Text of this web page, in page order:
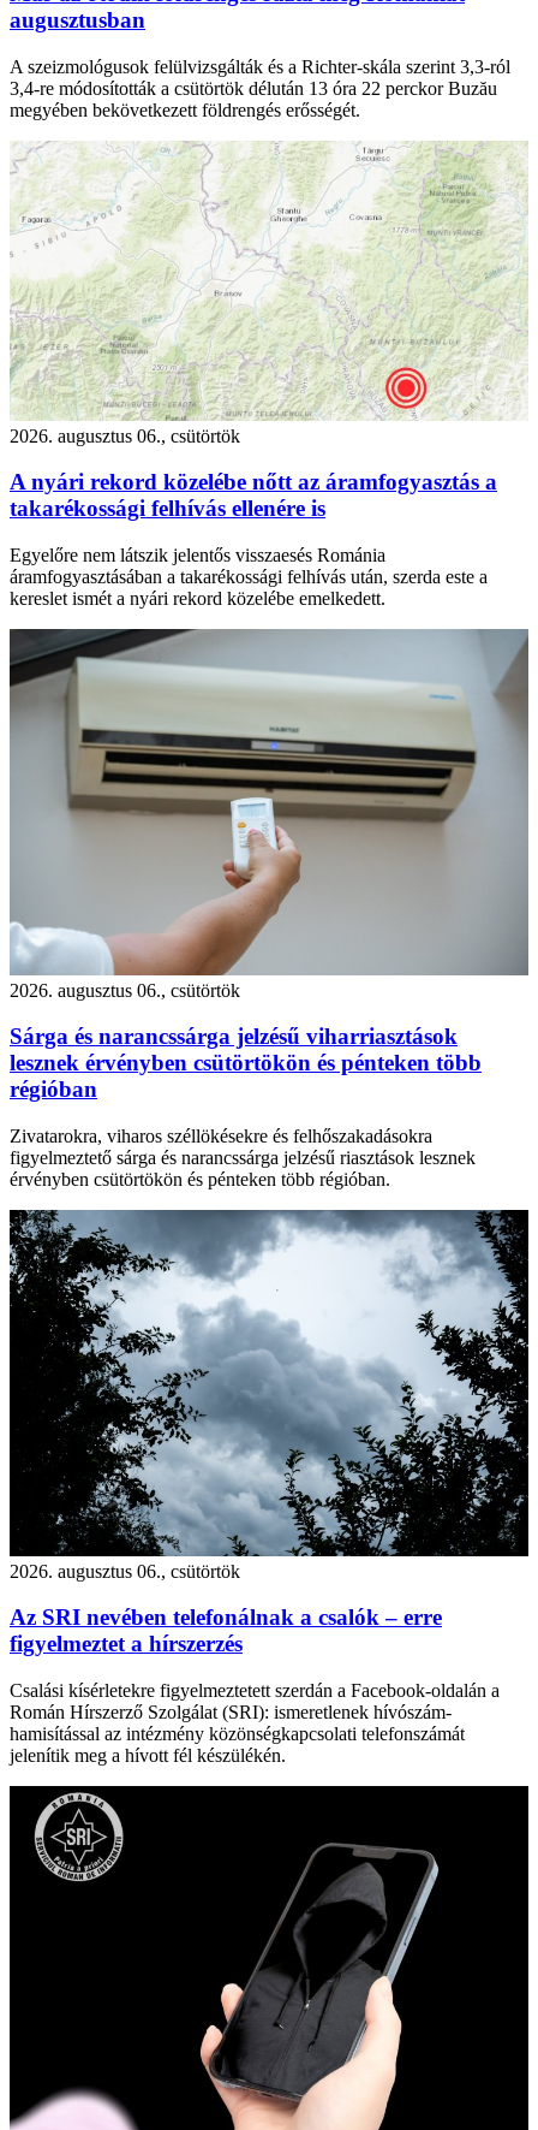
augusztusban
A szeizmológusok felülvizsgálták és a Richter-skála szerint 3,3-ról
3,4-re módosították a csütörtök délután 13 óra 22 perckor Buzău
megyében bekövetkezett földrengés erősségét.
2026. augusztus 06., csütörtök
A nyári rekord közelébe nőtt az áramfogyasztás a
takarékossági felhívás ellenére is
Egyelőre nem látszik jelentős visszaesés Románia
áramfogyasztásában a takarékossági felhívás után, szerda este a
kereslet ismét a nyári rekord közelébe emelkedett.
2026. augusztus 06., csütörtök
Sárga és narancssárga jelzésű viharriasztások
lesznek érvényben csütörtökön és pénteken több
régióban
Zivatarokra, viharos széllökésekre és felhőszakadásokra
figyelmeztető sárga és narancssárga jelzésű riasztások lesznek
érvényben csütörtökön és pénteken több régióban.
2026. augusztus 06., csütörtök
Az SRI nevében telefonálnak a csalók – erre
figyelmeztet a hírszerzés
Csalási kísérletekre figyelmeztetett szerdán a Facebook-oldalán a
Román Hírszerző Szolgálat (SRI): ismeretlenek hívószám-
hamisítással az intézmény közönségkapcsolati telefonszámát
jelenítik meg a hívott fél készülékén.